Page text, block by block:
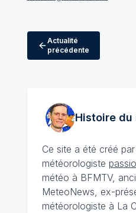
Actualité
précédente
Histoire du
Ce site a été créé par
météorologiste
météo à BFMTV,
MeteoNews, ex-
météorologiste à La